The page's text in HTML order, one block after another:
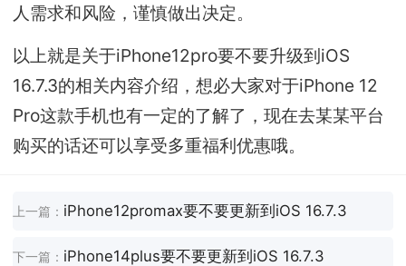
人需求和风险，谨慎做出决定。
以上就是关于iPhone12pro要不要升级到iOS
16.7.3的相关内容介绍，想必大家对于iPhone 12
Pro这款手机也有一定的了解了，现在去某某平台
购买的话还可以享受多重福利优惠哦。
上一篇： iPhone12promax要不要更新到iOS 16.7.3
下一篇： iPhone14plus要不要更新到iOS 16.7.3